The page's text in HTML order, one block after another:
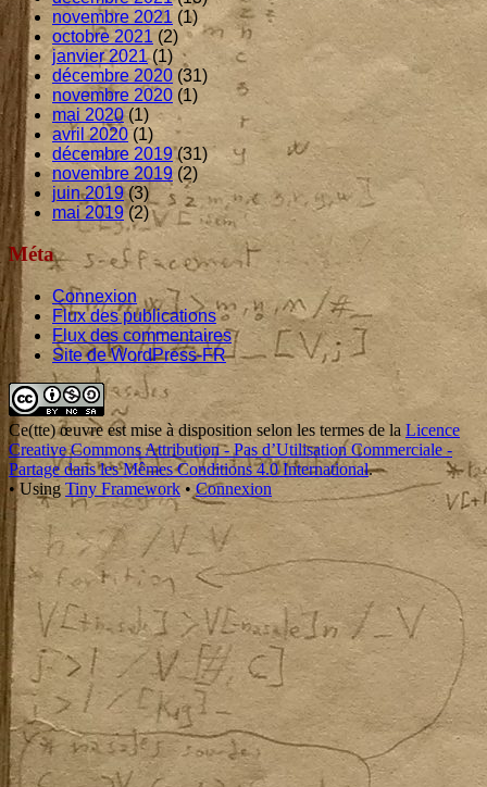
novembre 2021 (1)
octobre 2021 (2)
janvier 2021(1)
décembre 2020 (31)
novembre 2020 (1)
mai 2020(1)
avril 2020 (1)
décembre 2019(31)
novembre 2019 (2)
juin 2019(3)
mai 2019(2)
Méta
Connexion
Flux des publications
Flux des commentaires
Site de WordPress-FR
Footer
Content
Ce(tte)œuvreest mise à disposition selon les termes de la Licence
Creative Commons Attribution - Pas d’Utilisation Commerciale -
Partage dans les Mêmes Conditions 4.0 International.
•Using Tiny Framework • Connexion